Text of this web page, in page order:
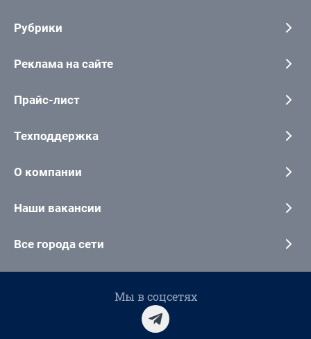
Рубрики
Реклама на сайте
Прайс-лист
Техподдержка
О компании
Наши вакансии
Все города сети
Мы в соцсетях